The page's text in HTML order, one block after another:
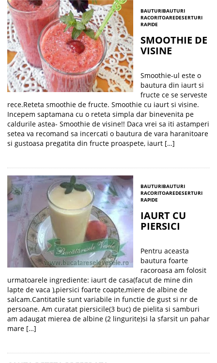
BAUTURIBAUTURI
RACORITOAREDESERTURI
RAPIDE
SMOOTHIE DE
VISINE
Smoothie-ul este o
bautura din iaurt si
fructe ce se serveste
rece.Reteta smoothie de fructe. Smoothie cu iaurt si visine.
Incepem saptamana cu o reteta simpla dar binevenita pe
caldurile astea- Smoothie de visine!! Daca vrei sa iti astamperi
setea va recomand sa incercati o bautura de vara haranitoare
si gustoasa pregatita din fructe proaspete, iaurt […]
BAUTURIBAUTURI
RACORITOAREDESERTURI
RAPIDE
IAURT CU
PIERSICI
Pentru aceasta
bautura foarte
racoroasa am folosit
urmatoarele ingrediente: iaurt de casa(facut de mine din
lapte de vaca ),piersici foarte coapte,miere de albine de
salcam.Cantitatile sunt variabile in functie de gust si nr de
persoane. Am curatat piersicile(3 buc) de pielita si samburi
am adaugat mierea de albine (2 lingurite)si la sfarsit un pahar
mare […]